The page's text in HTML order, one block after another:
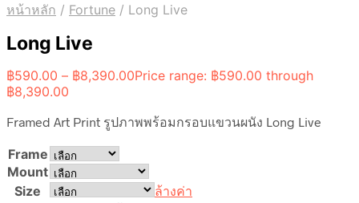
หน้าหลัก / Fortune / Long Live
Long Live
฿590.00 – ฿8,390.00Price range: ฿590.00 through
฿8,390.00
Framed Art Print รูปภาพพร้อมกรอบแขวนผนัง Long Live
Frame
Mount
Size
ล้างค่า